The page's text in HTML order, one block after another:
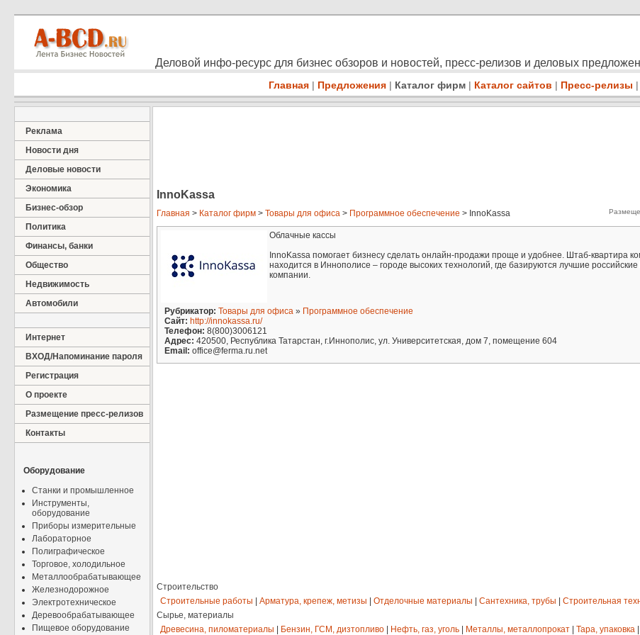
Деловой инфо-ресурс для бизнес обзоров и новостей, пресс-релизов и деловых
Главная | Предложения | Каталог фирм | Каталог сайтов | Пресс-релизы |
Реклама
Новости дня
Деловые новости
Экономика
Бизнес-обзор
Политика
Финансы, банки
Общество
Недвижимость
Автомобили
Интернет
ВХОД/Напоминание пароля
Регистрация
О проекте
Размещение пресс-релизов
Контакты
Оборудование
Станки и промышленное
Инструменты,
оборудование
Приборы измерительные
Лабораторное
Полиграфическое
Торговое, холодильное
Металлообрабатывающее
Железнодорожное
Электротехническое
Деревообрабатывающее
Пищевое оборудование
InnoKassa
Главная > Каталог фирм > Товары для офиса > Программное обеспечение > InnoKassa
Облачные кассы
InnoKassa помогает бизнесу сделать онлайн-продажи проще и удобнее. Штаб-квартира
находится в Иннополисе – городе высоких технологий, где базируются лучшие
компании.
Рубрикатор: Товары для офиса » Программное обеспечение
Сайт: http://innokassa.ru/
Телефон: 8(800)3006121
Адрес: 420500, Республика Татарстан, г.Иннополис, ул. Университетская, дом 7, помещение 604
Email: office@ferma.ru.net
Строительство
Строительные работы
Арматура, крепеж, метизы Отделочные материалы Сантехника, трубы Строительная
Сырье, материалы
Древесина, пиломатериалы
Бензин, ГСМ, дизтопливо Нефть, газ, уголь Металлы, металлопрокат Тара, упаковка